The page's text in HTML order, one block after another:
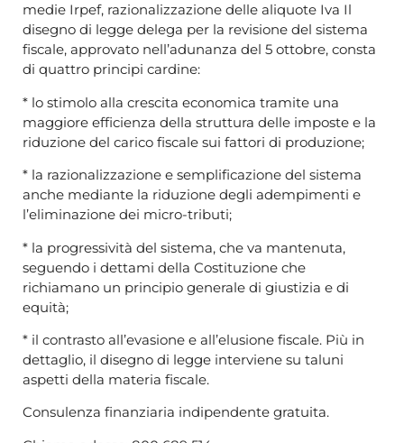
medie Irpef, razionalizzazione delle aliquote Iva Il
disegno di legge delega per la revisione del sistema
fiscale, approvato nell’adunanza del 5 ottobre, consta
di quattro principi cardine:
* lo stimolo alla crescita economica tramite una
maggiore efficienza della struttura delle imposte e la
riduzione del carico fiscale sui fattori di produzione;
* la razionalizzazione e semplificazione del sistema
anche mediante la riduzione degli adempimenti e
l’eliminazione dei micro-tributi;
* la progressività del sistema, che va mantenuta,
seguendo i dettami della Costituzione che
richiamano un principio generale di giustizia e di
equità;
* il contrasto all’evasione e all’elusione fiscale. Più in
dettaglio, il disegno di legge interviene su taluni
aspetti della materia fiscale.
Consulenza finanziaria indipendente gratuita.